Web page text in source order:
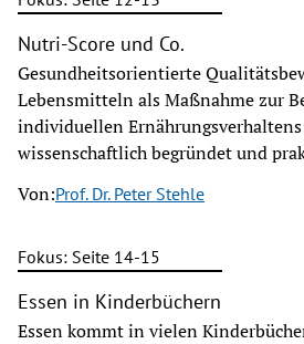
Nutri-Score und Co.
Gesundheitsorientierte
Lebensmitteln als Maßnahme zur
individuellen
wissenschaftlich begründet und
Von:Prof. Dr. Peter Stehle
Fokus: Seite 14-15
Essen in Kinderbüchern
Essen kommt in vielen